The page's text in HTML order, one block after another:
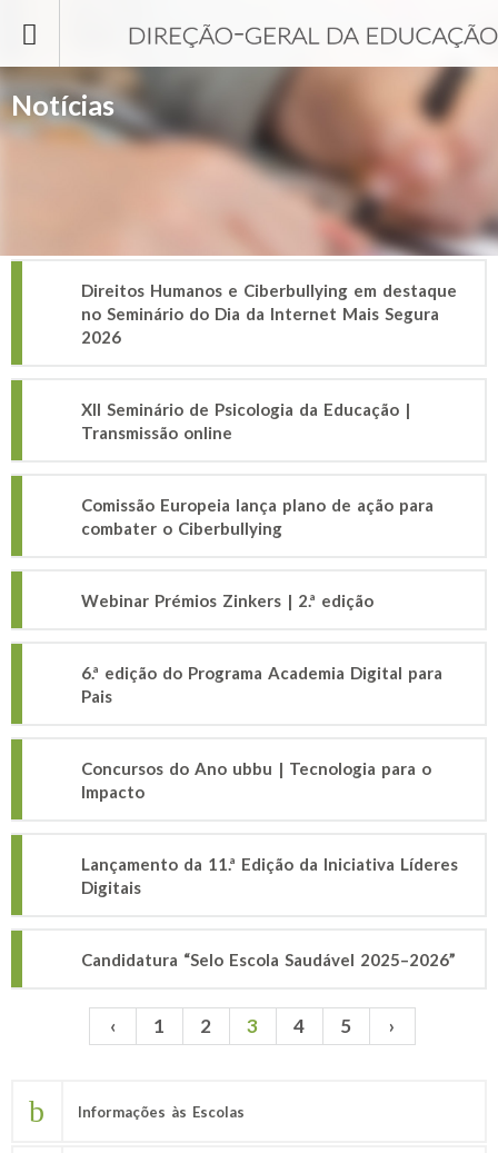
Notícias
Direitos Humanos e Ciberbullying em destaque
no Seminário do Dia da Internet Mais Segura
2026
XII Seminário de Psicologia da Educação |
Transmissão online
Comissão Europeia lança plano de ação para
combater o Ciberbullying
Webinar Prémios Zinkers | 2.ª edição
6.ª edição do Programa Academia Digital para
Pais
Concursos do Ano ubbu | Tecnologia para o
Impacto
Lançamento da 11.ª Edição da Iniciativa Líderes
Digitais
Candidatura “Selo Escola Saudável 2025–2026”
Páginas ‹ 1 2 3 4 5 ›
Informações às Escolas